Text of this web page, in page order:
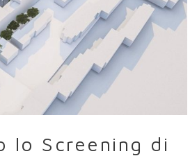
lo Screening di